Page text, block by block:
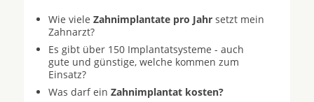
Wie viele Zahnimplantate pro Jahr setzt mein
Zahnarzt?
Es gibt über 150 Implantatsysteme - auch
gute und günstige, welche kommen zum
Einsatz?
Was darf ein Zahnimplantat kosten?